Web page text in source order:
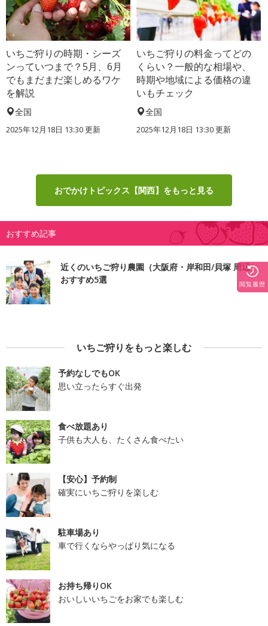
いちご狩りの時期・シーズ
ンっていつまで？5月、6月
でもまだまだ楽しめるワケ
を解説
全国
2025年12月18日 13:30 更新
いちご狩りの料金ってどの
くらい？一般的な相場や、
時期や地域による価格の違
いもチェック
全国
2025年12月18日 13:30 更新
おでかけトピックス【関西】をもっと見る
おすすめ記事
近くのいちご狩り農園（大阪府・岸和田/貝塚 周辺）
おすすめ5選
いちご狩りをもっと楽しむ
予約なしでもOK
思い立ったらすぐ出発
食べ放題あり
子供も大人も、たくさん食べたい
【安心】予約制
確実にいちご狩りを楽しむ
駐車場あり
車で行くならやっぱり気になる
お持ち帰りOK
おいしいいちごをお家でも楽しむ
閲覧履歴